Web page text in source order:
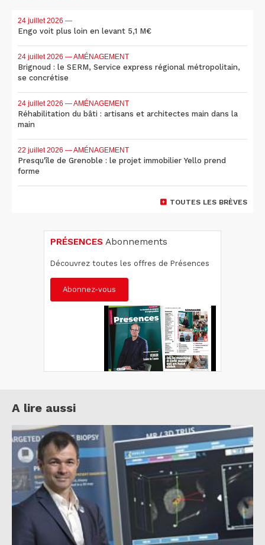
24 juillet 2026 —
Engo voit plus loin en levant 5,1 M€
24 juillet 2026 — AMÉNAGEMENT
Brignoud : le SERM, Service express régional métropolitain,
se concrétise
24 juillet 2026 — AMÉNAGEMENT
Réhabilitation du bâti : artisans et architectes main dans la
main
22 juillet 2026 — AMÉNAGEMENT
Presqu'île de Grenoble : le projet immobilier Yello prend
forme
TOUTES LES BRÈVES
PRÉSENCES Abonnements
Découvrez toutes les offres de Présences
Abonnez-vous
A lire aussi